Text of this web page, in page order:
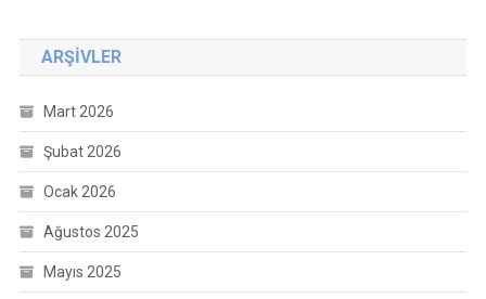
ARŞIVLER
Mart 2026
Şubat 2026
Ocak 2026
Ağustos 2025
Mayıs 2025